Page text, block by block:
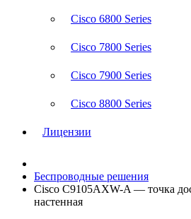
Cisco 6800 Series
Cisco 7800 Series
Cisco 7900 Series
Cisco 8800 Series
Лицензии
Беспроводные решения
Cisco C9105AXW-A — точка
настенная